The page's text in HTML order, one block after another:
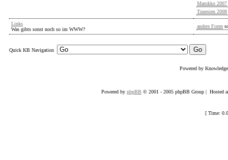
Marokko 2007
Tunesien 2008
Links
Was gibts sonst noch so im WWW?
andere Foren
Quick KB Navigation
Powered by
Powered by phpBB © 2001 - 2005 phpBB Group | Hosted
[ Time: